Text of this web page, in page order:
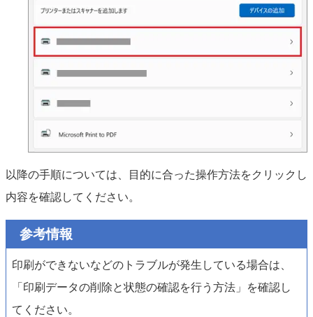
以降の手順については、目的に合った操作方法をクリックし
内容を確認してください。
参考情報
印刷ができないなどのトラブルが発生している場合は、
「印刷データの削除と状態の確認を行う方法」を確認し
てください。